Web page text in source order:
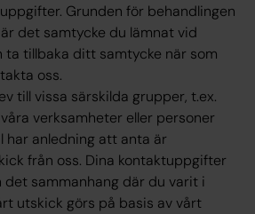
Grunden för behandlingen
det samtycke du lämnat vid
ta tillbaka ditt samtycke när som
oss.
till vissa särskilda grupper, t.ex.
verksamheter eller personer
har anledning att anta är
från oss. Dina kontaktuppgifter
sammanhang där du varit i
utskick görs på basis av vårt